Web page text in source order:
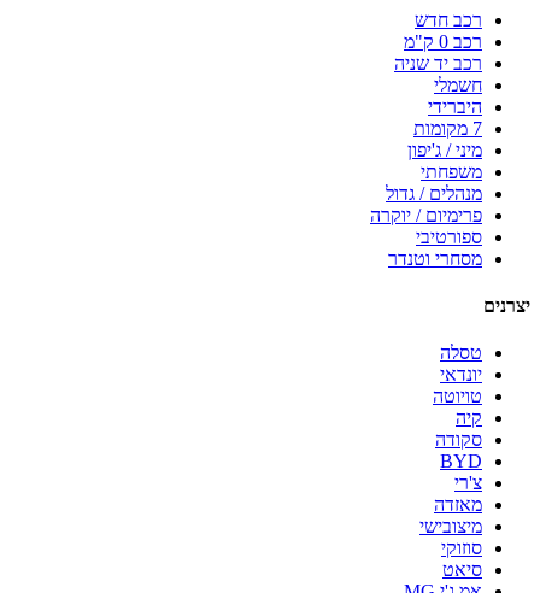
רכב חדש
רכב 0 ק"מ
רכב יד שניה
חשמלי
היברידי
7 מקומות
מיני / ג'יפון
משפחתי
מנהלים / גדול
פרימיום / יוקרה
ספורטיבי
מסחרי וטנדר
יצרנים
טסלה
יונדאי
טויוטה
קיה
סקודה
BYD
צ'רי
מאזדה
מיצובישי
סוזוקי
סיאט